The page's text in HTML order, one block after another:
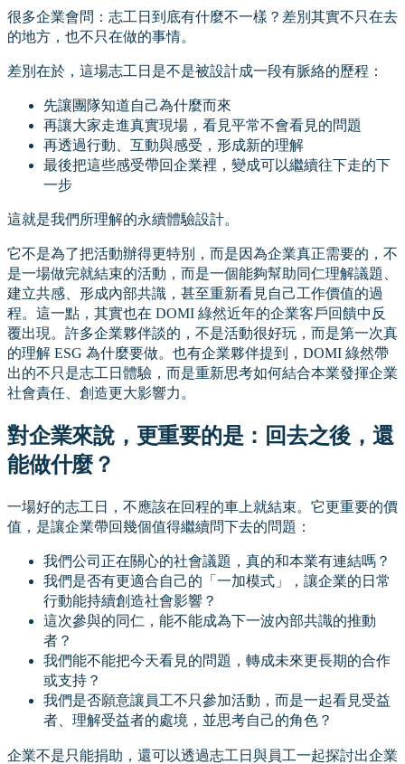
很多企業會問：志工日到底有什麼不一樣？差別其實不只在去
的地方，也不只在做的事情。
差別在於，這場志工日是不是被設計成一段有脈絡的歷程：
先讓團隊知道自己為什麼而來
再讓大家走進真實現場，看見平常不會看見的問題
再透過行動、互動與感受，形成新的理解
最後把這些感受帶回企業裡，變成可以繼續往下走的下
一步
這就是我們所理解的永續體驗設計。
它不是為了把活動辦得更特別，而是因為企業真正需要的，不
是一場做完就結束的活動，而是一個能夠幫助同仁理解議題、
建立共感、形成內部共識，甚至重新看見自己工作價值的過
程。這一點，其實也在 DOMI 綠然近年的企業客戶回饋中反
覆出現。許多企業夥伴談的，不是活動很好玩，而是第一次真
的理解 ESG 為什麼要做。也有企業夥伴提到，DOMI 綠然帶
出的不只是志工日體驗，而是重新思考如何結合本業發揮企業
社會責任、創造更大影響力。
對企業來說，更重要的是：回去之後，還
能做什麼？
一場好的志工日，不應該在回程的車上就結束。它更重要的價
值，是讓企業帶回幾個值得繼續問下去的問題：
我們公司正在關心的社會議題，真的和本業有連結嗎？
我們是否有更適合自己的「一加模式」，讓企業的日常
行動能持續創造社會影響？
這次參與的同仁，能不能成為下一波內部共識的推動
者？
我們能不能把今天看見的問題，轉成未來更長期的合作
或支持？
我們是否願意讓員工不只參加活動，而是一起看見受益
者、理解受益者的處境，並思考自己的角色？
企業不是只能捐助，還可以透過志工日與員工一起探討出企業